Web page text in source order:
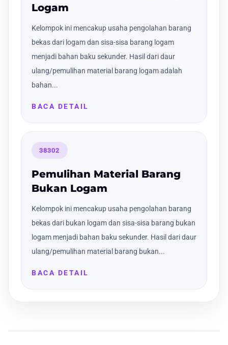
Logam
Kelompok ini mencakup usaha pengolahan barang
bekas dari logam dan sisa-sisa barang logam
menjadi bahan baku sekunder. Hasil dari daur
ulang/pemulihan material barang logam adalah
bahan...
BACA DETAIL
38302
Pemulihan Material Barang
Bukan Logam
Kelompok ini mencakup usaha pengolahan barang
bekas dari bukan logam dan sisa-sisa barang bukan
logam menjadi bahan baku sekunder. Hasil dari daur
ulang/pemulihan material barang bukan...
BACA DETAIL